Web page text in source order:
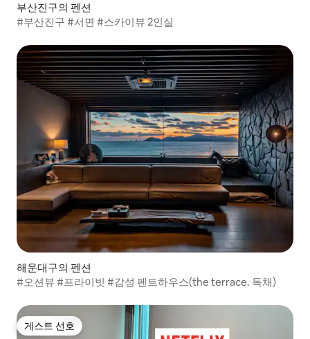
부산진구의 펜션
#부산진구 #서면 #스카이뷰 2인실
해운대구의 펜션
#오션뷰 #프라이빗 #감성 펜트하우스(the terrace. 독채)
게스트 선호
게스트 선호